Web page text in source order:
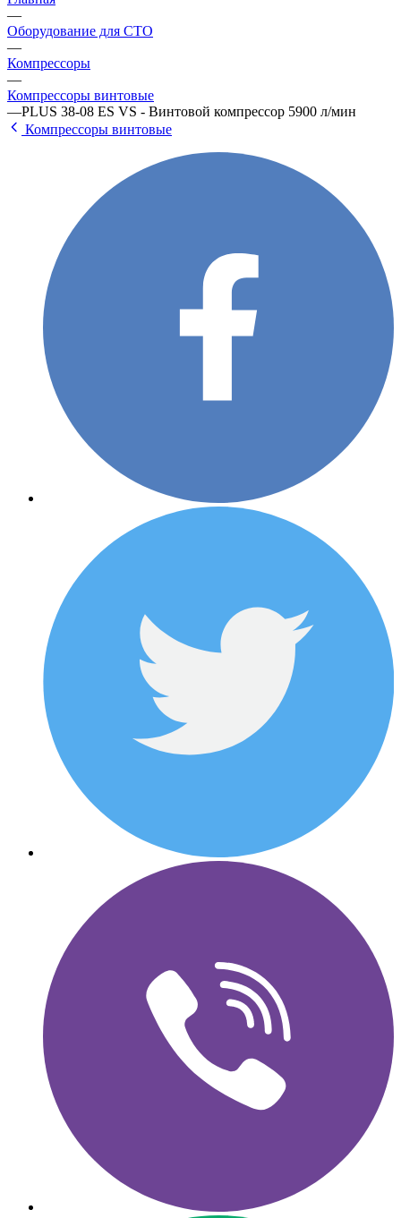
—
Оборудование для СТО
—
Компрессоры
—
Компрессоры винтовые
—PLUS 38-08 ES VS - Винтовой компрессор 5900 л/мин
Компрессоры винтовые